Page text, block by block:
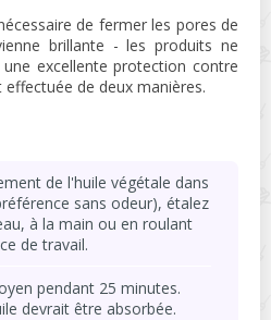
de fermer les pores de
brillante - les produits ne
excellente protection contre
de deux manières.
de l'huile végétale dans
sans odeur), étalez
à la main ou en roulant
de travail.
pendant 25 minutes.
devrait être absorbée.